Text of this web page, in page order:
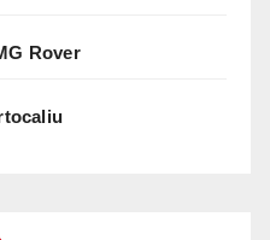
Rover